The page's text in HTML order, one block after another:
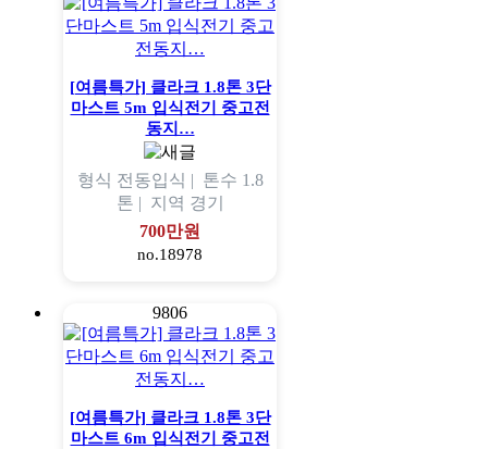
[여름특가] 클라크 1.8톤 3단
마스트 5m 입식전기 중고전
동지…
형식 전동입식 | 톤수 1.8
톤 | 지역 경기
700만원
no.18978
9806
[여름특가] 클라크 1.8톤 3단
마스트 6m 입식전기 중고전